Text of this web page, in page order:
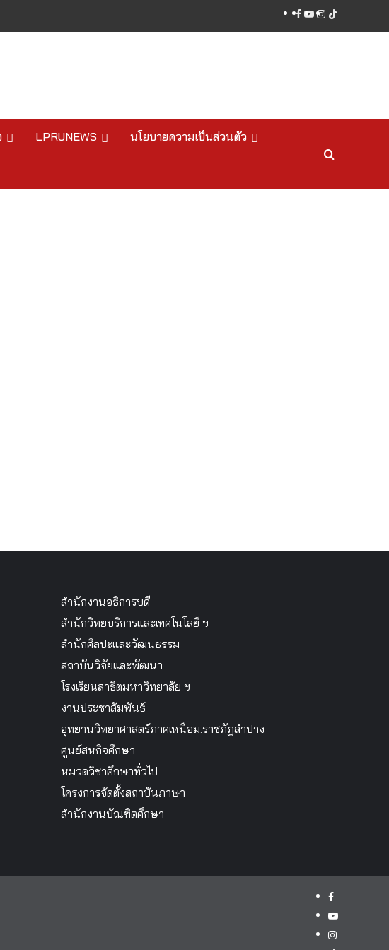
facebook
youtube
instagram
tiktok
LPRUNEWS นโยบายความเป็นส่วนตัว
สำนักงานอธิการบดี
สำนักวิทยบริการและเทคโนโลยี ฯ
สำนักศิลปะและวัฒนธรรม
สถาบันวิจัยและพัฒนา
โรงเรียนสาธิตมหาวิทยาลัย ฯ
งานประชาสัมพันธ์
อุทยานวิทยาศาสตร์ภาคเหนือม.ราชภัฏลำปาง
ศูนย์สหกิจศึกษา
หมวดวิชาศึกษาทั่วไป
โครงการจัดตั้งสถาบันภาษา
สำนักงานบัณฑิตศึกษา
facebook
youtube
instagram